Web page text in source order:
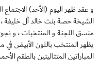
و عقد ظهر اليوم (الأحد)
الشيخة حصة بنت خالد آل خليفة ،
منسق اللجنة و المنتخبات ، و
يظهر المنتخب باللون الأبيض في
المباراتين المتتاليتين بالطقم